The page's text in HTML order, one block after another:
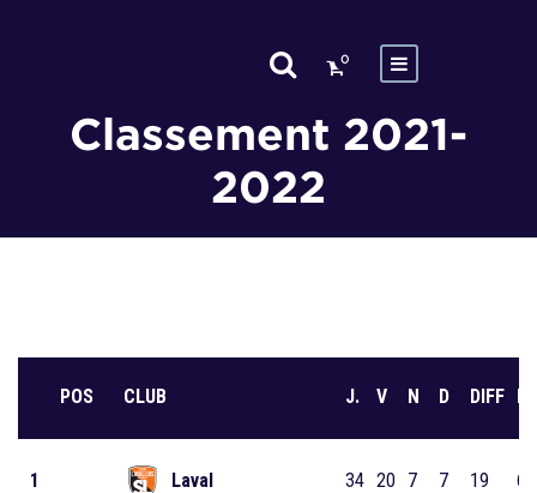
0
Classement 2021-
2022
POS CLUB J. V N D DIFF
1 Laval 34 20 7 7 19 67